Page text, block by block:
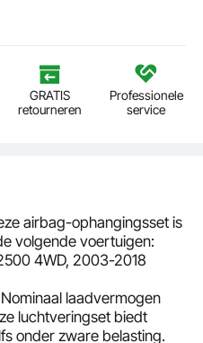
GRATIS
retourneren
Professionele
service
airbag-ophangingsset is
volgende voertuigen:
4WD, 2003-2018
laadvermogen
luchtveringset biedt
onder zware belasting.